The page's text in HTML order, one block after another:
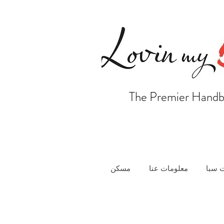
The Premier
مسكن معلومات عنا سبا